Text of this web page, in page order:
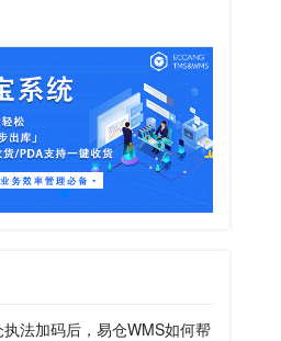
法加码后，易仓WMS如何帮